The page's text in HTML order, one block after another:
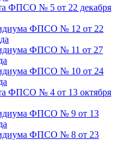
ФПСО № 5 от 22 декабря
ФПСО № 12 от 22
ФПСО № 11 от 27
ФПСО № 10 от 24
ФПСО № 4 от 13 октября
ФПСО № 9 от 13
ФПСО № 8 от 23